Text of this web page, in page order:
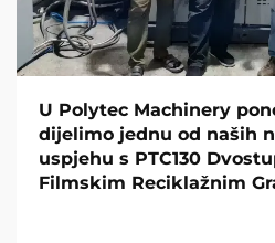
U Polytec Machinery
dijelimo jednu od naših
uspjehu s PTC130
Filmskim Reciklažnim